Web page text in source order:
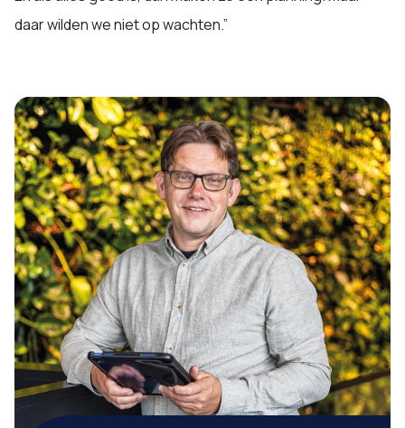
daar wilden we niet op wachten.”